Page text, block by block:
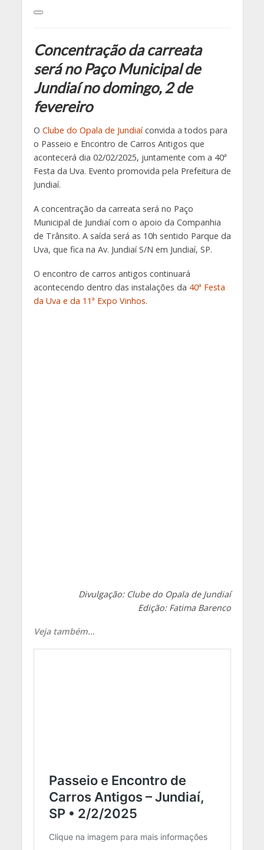
Concentração da carreata
será no Paço Municipal de
Jundiaí no domingo, 2 de
fevereiro
O Clube do Opala de Jundiaíconvida a todos para
o Passeio e Encontro de Carros Antigos que
acontecerá dia 02/02/2025, juntamente com a 40ª
Festa da Uva. Evento promovida pela Prefeitura de
Jundiaí.
A concentração da carreata será no Paço
Municipal de Jundiaí com o apoio da Companhia
de Trânsito. A saída será as 10h sentido Parque da
Uva, que fica na Av. Jundiaí S/N em Jundiaí, SP.
O encontro de carros antigos continuará
acontecendo dentro das instalações da 40ª Festa
da Uva e da 11ª Expo Vinhos.
Divulgação: Clube do Opala de Jundiaí
Edição: Fatima Barenco
Veja também…